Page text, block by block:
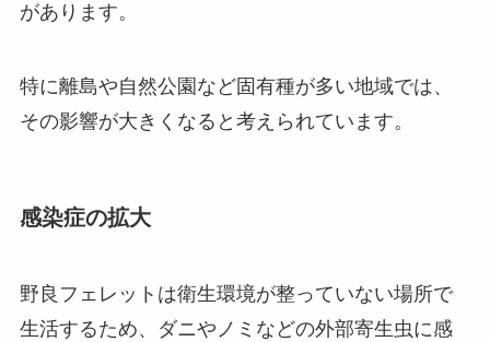
があります。
特に離島や自然公園など固有種が多い地域では、
その影響が大きくなると考えられています。
感染症の拡大
野良フェレットは衛生環境が整っていない場所で
生活するため、ダニやノミなどの外部寄生虫に感